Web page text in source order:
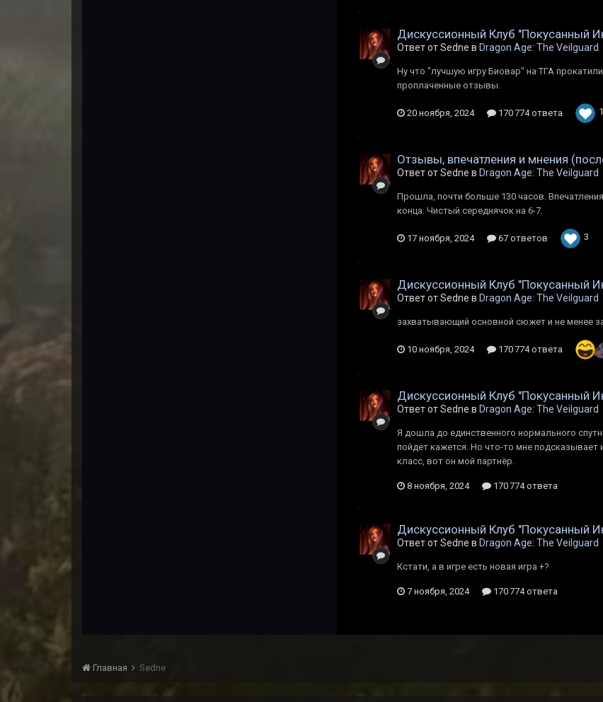
Дискуссионный Клуб "Покусанный
Ответ от Sedne в Dragon Age: The Veilguard
Ну что "лучшую игру Биовар" на ТГА
проплаченные отзывы.
20 ноября, 2024 170 774 ответа 1
Отзывы, впечатления и мнения
Ответ от Sedne в Dragon Age: The Veilguard
Прошла, почти больше 130 часов.
конца. Чистый середнячок на 6-7.
17 ноября, 2024 67 ответов 3
Дискуссионный Клуб "Покусанный
Ответ от Sedne в Dragon Age: The Veilguard
захватывающий основной сюжет и не менее
10 ноября, 2024 170 774 ответа
Дискуссионный Клуб "Покусанный
Ответ от Sedne в Dragon Age: The Veilguard
Я дошла до единственного нормального
пойдет кажется. Но что-то мне подсказывает
класс, вот он мой партнёр.
8 ноября, 2024 170 774 ответа
Дискуссионный Клуб "Покусанный
Ответ от Sedne в Dragon Age: The Veilguard
Кстати, а в игре есть новая игра +?
7 ноября, 2024 170 774 ответа
Главная Sedne